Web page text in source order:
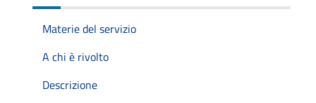
Materie del servizio
A chi è rivolto
Descrizione